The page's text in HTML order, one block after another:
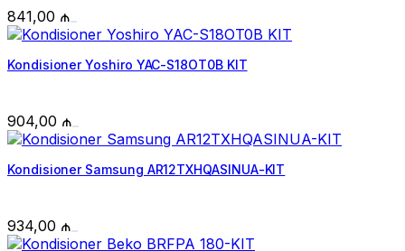
841,00 ₼
Kondisioner Yoshiro YAC-S18OT0B KIT
904,00 ₼
Kondisioner Samsung AR12TXHQASINUA-KIT
934,00 ₼